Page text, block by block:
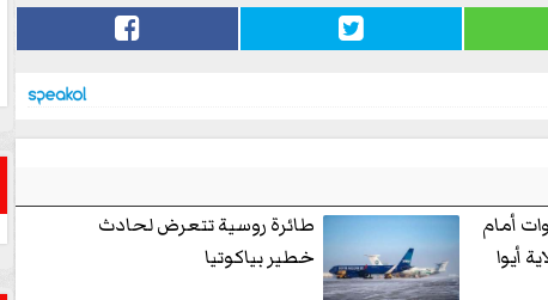
أمام
أيوا
طائرة روسية تتعرض لحادث
خطير بياكوتيا